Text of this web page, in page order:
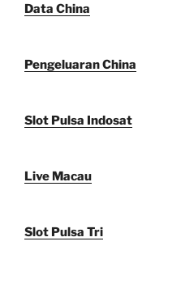
Data China
Pengeluaran China
Slot Pulsa Indosat
Live Macau
Slot Pulsa Tri